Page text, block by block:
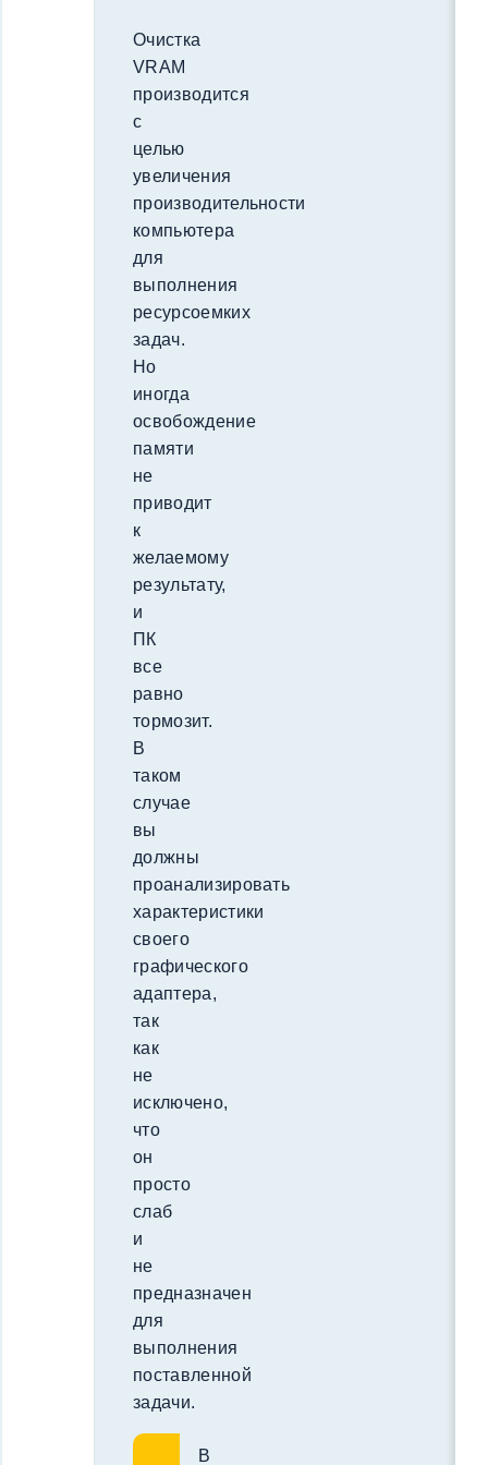
Очистка
VRAM
производится
с
целью
увеличения
производительности
компьютера
для
выполнения
ресурсоемких
задач.
Но
иногда
освобождение
памяти
не
приводит
к
желаемому
результату,
и
ПК
все
равно
тормозит.
В
таком
случае
вы
должны
проанализировать
характеристики
своего
графического
адаптера,
так
как
не
исключено,
что
он
просто
слаб
и
не
предназначен
для
выполнения
поставленной
задачи.
В